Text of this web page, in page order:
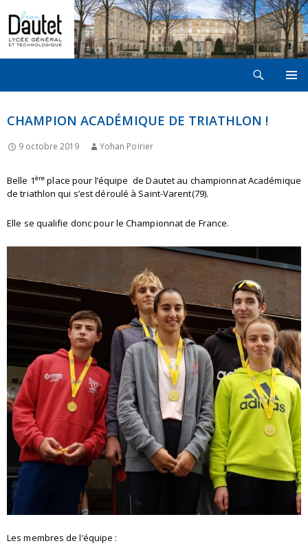
CONTENU
CHAMPION ACADÉMIQUE DE TRIATHLON !
9 octobre 2019 Yohan Poirier
Belle 1ère place pour l’équipe de Dautet au championnat Académique
de triathlon qui s’est déroulé à Saint-Varent(79).
Elle se qualifie donc pour le Championnat de France.
Les membres de l’équipe :